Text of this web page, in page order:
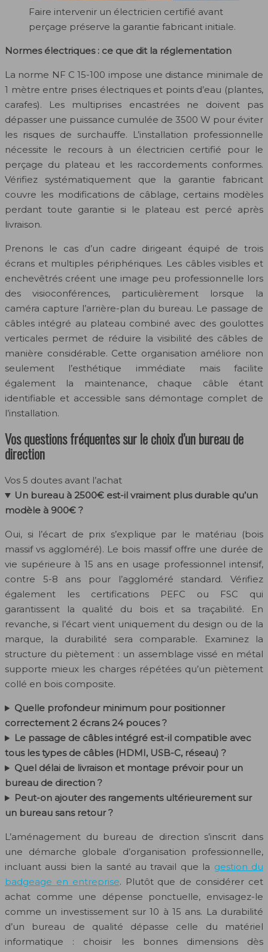
Faire intervenir un électricien certifié avant
perçage préserve la garantie fabricant initiale.
Normes électriques : ce que dit la réglementation
La norme NF C 15-100 impose une distance minimale de
1 mètre entre prises électriques et points d’eau (plantes,
carafes). Les multiprises encastrées ne doivent pas
dépasser une puissance cumulée de 3500 W pour éviter
les risques de surchauffe. L’installation professionnelle
nécessite le recours à un électricien certifié pour le
perçage du plateau et les raccordements conformes.
Vérifiez systématiquement que la garantie fabricant
couvre les modifications de câblage, certains modèles
perdant toute garantie si le plateau est percé après
livraison.
Prenons le cas d’un cadre dirigeant équipé de trois
écrans et multiples périphériques. Les câbles visibles et
enchevêtrés créent une image peu professionnelle lors
des visioconférences, particulièrement lorsque la
caméra capture l’arrière-plan du bureau. Le passage de
câbles intégré au plateau combiné avec des goulottes
verticales permet de réduire la visibilité des câbles de
manière considérable. Cette organisation améliore non
seulement l’esthétique immédiate mais facilite
également la maintenance, chaque câble étant
identifiable et accessible sans démontage complet de
l’installation.
Vos questions fréquentes sur le choix d’un bureau de
direction
Vos 5 doutes avant l’achat
Un bureau à 2500€ est-il vraiment plus durable qu’un
modèle à 900€ ?
Oui, si l’écart de prix s’explique par le matériau (bois
massif vs aggloméré). Le bois massif offre une durée de
vie supérieure à 15 ans en usage professionnel intensif,
contre 5-8 ans pour l’aggloméré standard. Vérifiez
également les certifications PEFC ou FSC qui
garantissent la qualité du bois et sa traçabilité. En
revanche, si l’écart vient uniquement du design ou de la
marque, la durabilité sera comparable. Examinez la
structure du piètement : un assemblage vissé en métal
supporte mieux les charges répétées qu’un piètement
collé en bois composite.
Quelle profondeur minimum pour positionner
correctement 2 écrans 24 pouces ?
Le passage de câbles intégré est-il compatible avec
tous les types de câbles (HDMI, USB-C, réseau) ?
Quel délai de livraison et montage prévoir pour un
bureau de direction ?
Peut-on ajouter des rangements ultérieurement sur
un bureau sans retour ?
L’aménagement du bureau de direction s’inscrit dans
une démarche globale d’organisation professionnelle,
incluant aussi bien la santé au travail que la gestion du
badgeage en entreprise. Plutôt que de considérer cet
achat comme une dépense ponctuelle, envisagez-le
comme un investissement sur 10 à 15 ans. La durabilité
d’un bureau de qualité dépasse celle du matériel
informatique : choisir les bonnes dimensions dès